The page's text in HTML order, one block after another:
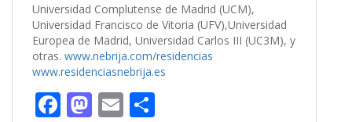
Universidad Complutense de Madrid (UCM),
Universidad Francisco de Vitoria (UFV),Universidad
Europea de Madrid, Universidad Carlos III (UC3M), y
otras. www.nebrija.com/residencias
www.residenciasnebrija.es
F M E